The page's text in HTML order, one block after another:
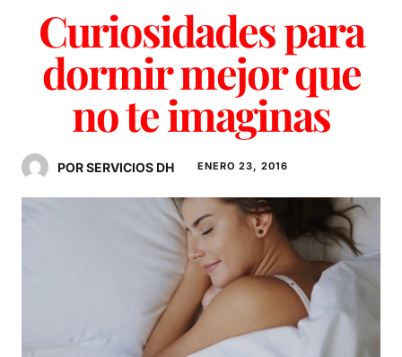
Curiosidades para
dormir mejor que
no te imaginas
POR SERVICIOS DH ENERO 23, 2016